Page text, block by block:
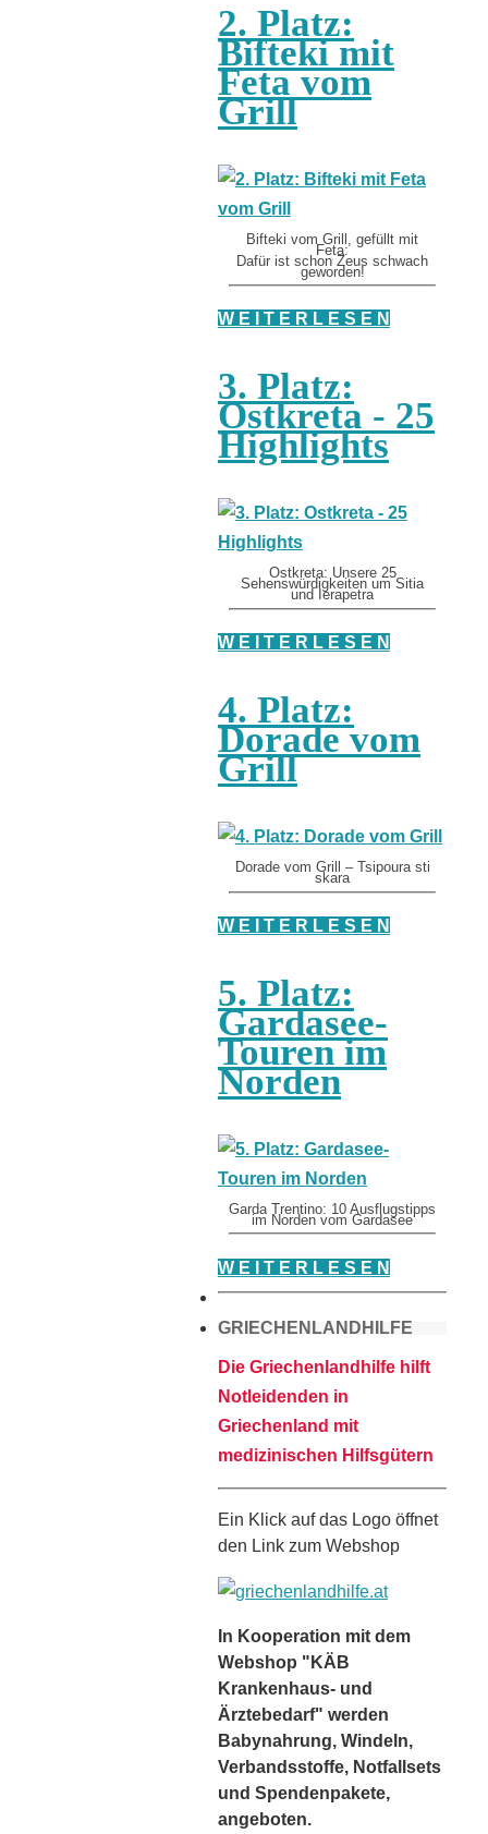
2. Platz:
Bifteki mit
Feta vom
Grill
Bifteki vom Grill, gefüllt mit
Feta:
Dafür ist schon Zeus schwach
geworden!
W E I T E R L E S E N
3. Platz:
Ostkreta - 25
Highlights
Ostkreta: Unsere 25
Sehenswürdigkeiten um Sitia
und Ierapetra
W E I T E R L E S E N
4. Platz:
Dorade vom
Grill
Dorade vom Grill – Tsipoura sti
skara
W E I T E R L E S E N
5. Platz:
Gardasee-
Touren im
Norden
Garda Trentino: 10 Ausflugstipps
im Norden vom Gardasee
W E I T E R L E S E N
GRIECHENLANDHILFE
Die Griechenlandhilfe hilft
Notleidenden in
Griechenland mit
medizinischen Hilfsgütern
Ein Klick auf das Logo öffnet
den Link zum Webshop
In Kooperation mit dem
Webshop "KÄB
Krankenhaus- und
Ärztebedarf" werden
Babynahrung, Windeln,
Verbandsstoffe, Notfallsets
und Spendenpakete,
angeboten.